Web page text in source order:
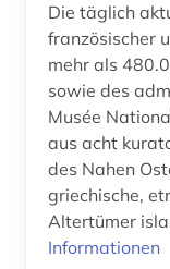
monaco (1)
mundart (1)
museum (2)
musik (1)
Die täglich
französischer
mehr als
sowie des
Musée
aus acht
des Nahen Ostens ägyptische
griechische,
Informationen